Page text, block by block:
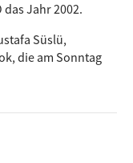
Jahr 2002.
Süslü,
die am Sonntag